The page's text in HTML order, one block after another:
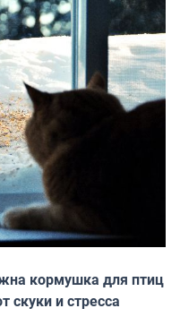
кормушка для птиц
скуки и стресса